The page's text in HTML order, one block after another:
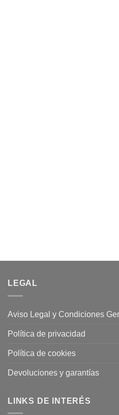
LEGAL
Aviso Legal y Condiciones
Política de privacidad
Política de cookies
Devoluciones y garantías
LINKS DE INTERÉS